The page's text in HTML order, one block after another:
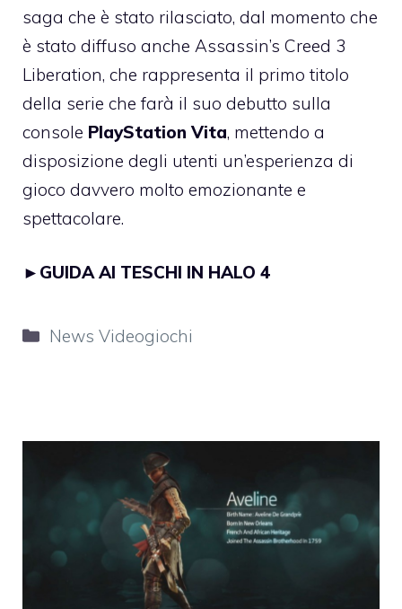
saga che è stato rilasciato, dal momento che
è stato diffuso anche Assassin’s Creed 3
Liberation, che rappresenta il primo titolo
della serie che farà il suo debutto sulla
console PlayStation Vita, mettendo a
disposizione degli utenti un’esperienza di
gioco davvero molto emozionante e
spettacolare.
► GUIDA AI TESCHI IN HALO 4
Categorie
News Videogiochi